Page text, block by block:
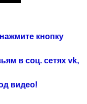
кнопку
в соц. сетях vk,
видео!